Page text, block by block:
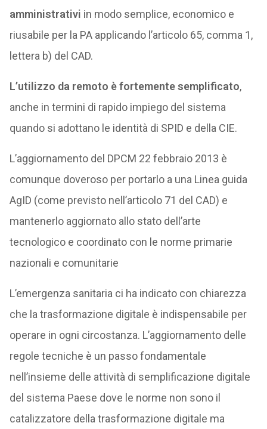
amministrativi in modo semplice, economico e
riusabile per la PA applicando l’articolo 65, comma 1,
lettera b) del CAD.
L’utilizzo da remoto è fortemente semplificato,
anche in termini di rapido impiego del sistema
quando si adottano le identità di SPID e della CIE.
L’aggiornamento del DPCM 22 febbraio 2013 è
comunque doveroso per portarlo a una Linea guida
AgID (come previsto nell’articolo 71 del CAD) e
mantenerlo aggiornato allo stato dell’arte
tecnologico e coordinato con le norme primarie
nazionali e comunitarie
L’emergenza sanitaria ci ha indicato con chiarezza
che la trasformazione digitale è indispensabile per
operare in ogni circostanza. L’aggiornamento delle
regole tecniche è un passo fondamentale
nell’insieme delle attività di semplificazione digitale
del sistema Paese dove le norme non sono il
catalizzatore della trasformazione digitale ma